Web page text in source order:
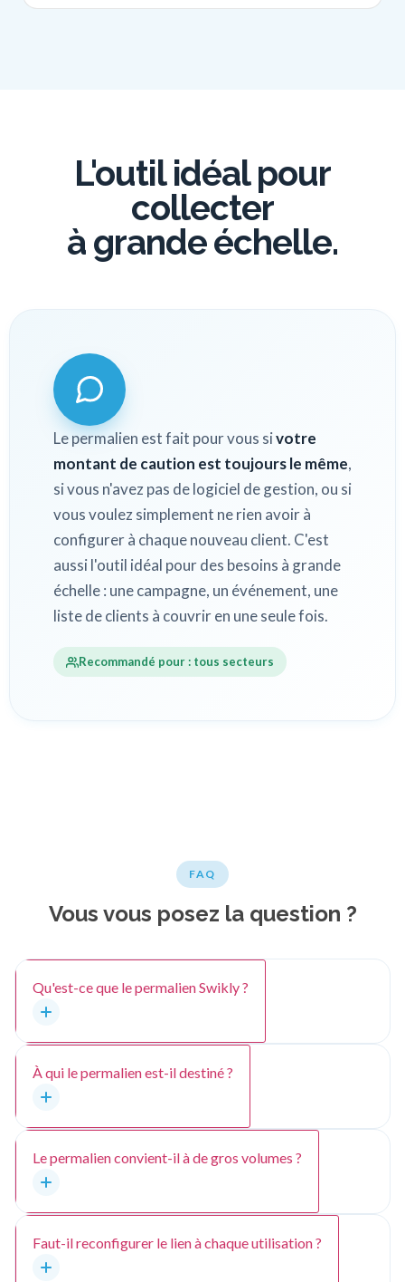
L'outil idéal pour
collecter
à grande échelle.
Le permalien est fait pour vous sivotre
montant de caution est toujours le même,
si vous n'avez pas de logiciel de gestion, ou si
vous voulez simplement ne rien avoir à
configurer à chaque nouveau client. C'est
aussi l'outil idéal pour des besoins à grande
échelle : une campagne, un événement, une
liste de clients à couvrir en une seule fois.
Recommandé pour : tous secteurs
FAQ
Vous vous posez la question ?
Qu'est-ce que le permalien Swikly ?
À qui le permalien est-il destiné ?
Le permalien convient-il à de gros volumes ?
Faut-il reconfigurer le lien à chaque utilisation ?